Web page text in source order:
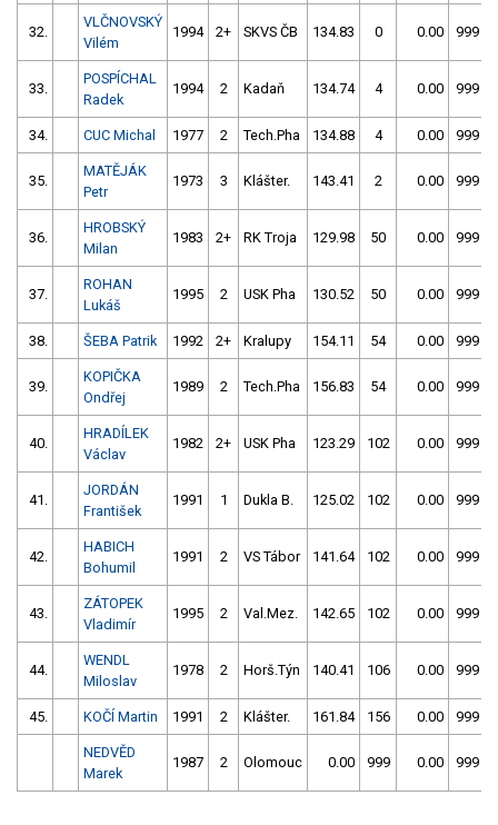
32.
VLČNOVSKÝ
Vilém
1994 2+ SKVS ČB 134.83 0 0.00 999
33.
POSPÍCHAL
Radek
1994 2 Kadaň 134.74 4 0.00 999
34. CUC Michal 1977 2 Tech.Pha 134.88 4 0.00 999
35.
MATĚJÁK
Petr
1973 3 Klášter. 143.41 2 0.00 999
36.
HROBSKÝ
Milan
1983 2+ RK Troja 129.98 50 0.00 999
37.
ROHAN
Lukáš
1995 2 USK Pha 130.52 50 0.00 999
38. ŠEBA Patrik 1992 2+ Kralupy 154.11 54 0.00 999
39.
KOPIČKA
Ondřej
1989 2 Tech.Pha 156.83 54 0.00 999
40.
HRADÍLEK
Václav
1982 2+ USK Pha 123.29 102 0.00 999
41.
JORDÁN
František
1991 1 Dukla B. 125.02 102 0.00 999
42.
HABICH
Bohumil
1991 2 VS Tábor 141.64 102 0.00 999
43.
ZÁTOPEK
Vladimír
1995 2 Val.Mez. 142.65 102 0.00 999
44.
WENDL
Miloslav
1978 2 Horš.Týn 140.41 106 0.00 999
45. KOČÍ Martin 1991 2 Klášter. 161.84 156 0.00 999
NEDVĚD
Marek
1987 2 Olomouc 0.00 999 0.00 999